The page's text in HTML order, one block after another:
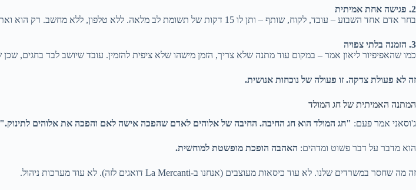
2. פגישה אחת אמיתית
בחר אדם אחד השבוע – עובד, לקוח, שותף – ותן לו 15 דקות של תשומת לב מלאה. ללא טלפון, ללא מחשב. רק הוא ואתה. תשאל: "מה באמת קורה איתך?" ותקשיב. באמת תקשיב.
3. הזמנה בלתי צפויה
כמו שהאפיפיור ליאון אמר – במקום עוד מתנה שלא צריך, הזמן מישהו שלא ציפית להזמין. עובד שיושב לבד בחגים,
זה לא פעולת צדקה. זו פעולה של נוכחות אנושית.
המתנה האמיתית של חג המולד
ג'וסאני אמר פעם: "חג המולד הוא חג החיבה. החיבה של אלוהים לאדם שהפכה אישה לאם והפכה את אלוהים לתינוק."
הוא מדבר על דבר פשוט ומדהים: האהבה הופכת מופשטת למוחשית.
זה מה שחסר במשרדים שלנו. לא עוד כיסאות מעוצבים (אנחנו ב-La Mercanti דואגים לזה). לא עוד מערכות ניהול.